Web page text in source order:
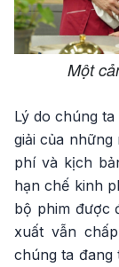
Một
Lý do chúng
giải của
phí và kịch
hạn chế kinh
bộ phim được
xuất vẫn
chúng ta đang